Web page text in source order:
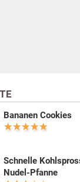
Bananen Cookies
Schnelle
Nudel-Pfanne